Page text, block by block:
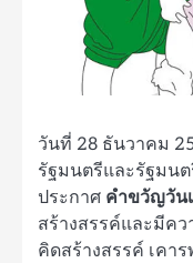
วันที่ 28 ธันวาคม
รัฐมนตรีและรัฐมนต
ประกาศ คำขวัญวัน
สร้างสรรค์และมีคว
คิดสร้างสรรค์ เคา